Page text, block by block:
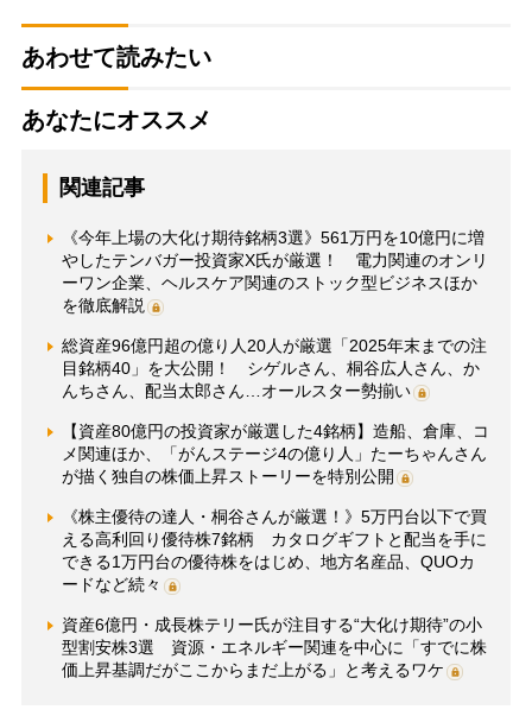
あわせて読みたい
あなたにオススメ
関連記事
《今年上場の大化け期待銘柄3選》561万円を10億円に増
やしたテンバガー投資家X氏が厳選！ 電力関連のオンリ
ーワン企業、ヘルスケア関連のストック型ビジネスほか
を徹底解説
総資産96億円超の億り人20人が厳選「2025年末までの注
目銘柄40」を大公開！ シゲルさん、桐谷広人さん、か
んちさん、配当太郎さん…オールスター勢揃い
【資産80億円の投資家が厳選した4銘柄】造船、倉庫、コ
メ関連ほか、「がんステージ4の億り人」たーちゃんさん
が描く独自の株価上昇ストーリーを特別公開
《株主優待の達人・桐谷さんが厳選！》5万円台以下で買
える高利回り優待株7銘柄 カタログギフトと配当を手に
できる1万円台の優待株をはじめ、地方名産品、QUOカ
ードなど続々
資産6億円・成長株テリー氏が注目する“大化け期待”の小
型割安株3選 資源・エネルギー関連を中心に「すでに株
価上昇基調だがここからまだ上がる」と考えるワケ